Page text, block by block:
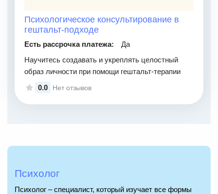
Психологическое консультирование в
гештальт-подходе
Есть рассрочка платежа:
Да
Научитесь создавать и укреплять целостный
образ личности при помощи гештальт-терапии
0.0
Нет отзывов
Психолог
Психолог – специалист, который изучает все формы